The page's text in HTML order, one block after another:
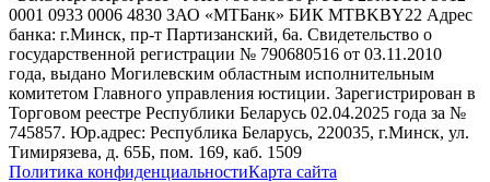
info@krasabel.by
Офис: г. Минск, ул. Тимирязева 65Б, офис 1509
Склад: г. Минск, ул. Домбровская, 15
0001 0933 0006 4830 ЗАО «МТБанк» БИК MTBKBY22 Адрес
банка: г.Минск, пр-т Партизанский, 6а. Свидетельство о
государственной регистрации № 790680516 от 03.11.2010
года, выдано Могилевским областным исполнительным
комитетом Главного управления юстиции. Зарегистрирован в
Торговом реестре Республики Беларусь 02.04.2025 года за №
745857. Юр.адрес: Республика Беларусь, 220035, г.Минск, ул.
Тимирязева, д. 65Б, пом. 169, каб. 1509
Политика конфиденциальностиКарта сайта